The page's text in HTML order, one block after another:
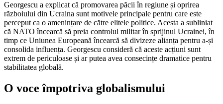
Georgescu a explicat că promovarea păcii în regiune și oprirea
războiului din Ucraina sunt motivele principale pentru care este
perceput ca o amenințare de către elitele politice. Acesta a subliniat
că NATO încearcă să preia controlul militar în sprijinul Ucrainei, în
timp ce Uniunea Europeană încearcă să divizeze alianța pentru a-și
consolida influența. Georgescu consideră că aceste acțiuni sunt
extrem de periculoase și ar putea avea consecințe dramatice pentru
stabilitatea globală.
O voce împotriva globalismului